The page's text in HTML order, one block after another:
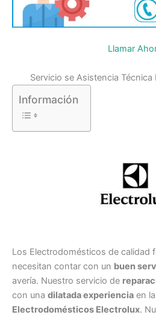
Llamar
Servicio se Asistencia Técnica
Información
Los Electrodomésticos de calidad
necesitan contar con un buen
avería. Nuestro servicio de
con una dilatada experiencia en la
Electrodomésticos Electrolux.